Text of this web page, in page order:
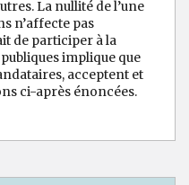
La nullité de l’une
n’affecte pas
de participer à la
implique que
acceptent et
ci-après énoncées.